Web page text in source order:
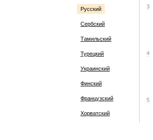
Русский
Сербский
Тамильский
Турецкий
Украинский
Финский
Французский
Хорватский
3
4
5